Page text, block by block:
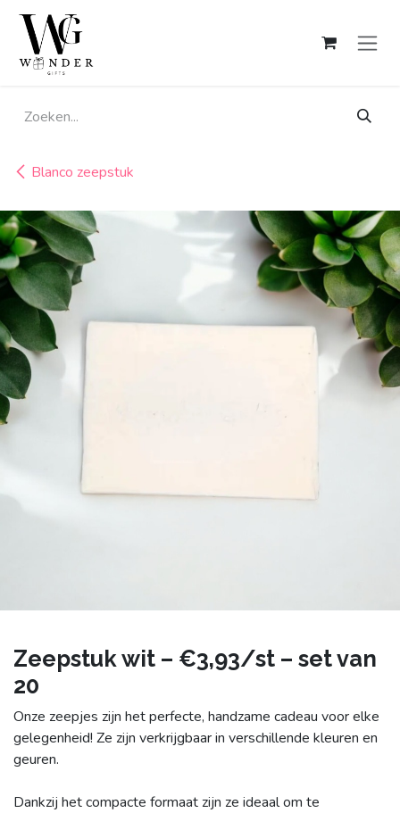
Overslaan naar inhoud
Blanco zeepstuk
Zeepstuk wit – €3,93/st – set van
20
Onze zeepjes zijn het perfecte, handzame cadeau voor elke
gelegenheid! Ze zijn verkrijgbaar in verschillende kleuren en
geuren.
Dankzij het compacte formaat zijn ze ideaal om te